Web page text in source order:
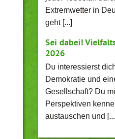
Extremwetter in
geht [...]
Sei dabei!
2026
Du interessierst
Demokratie und
Gesellschaft? Du
Perspektiven
austauschen und